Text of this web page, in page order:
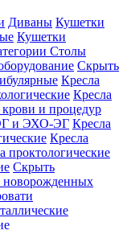
Диваны Кушетки
Кушетки
Столы
Скрыть
Кресла
Кресла
крови и процедур
и ЭХО-ЭГ Кресла
Кресла
проктологические
Скрыть
новорожденных